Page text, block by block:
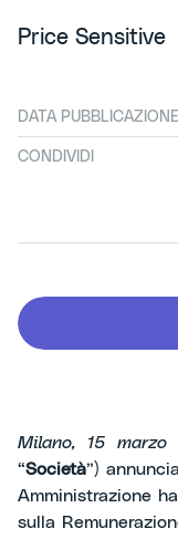
Price Sensitive
DATA PUBBLICAZIONE
CONDIVIDI
Milano, 15 marzo
“Società”)
Amministrazione
sulla